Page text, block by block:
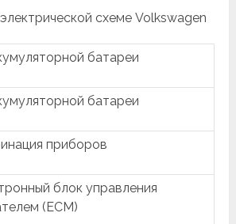
схеме Volkswagen
батареи
батареи
приборов
блок управления
(ECM)